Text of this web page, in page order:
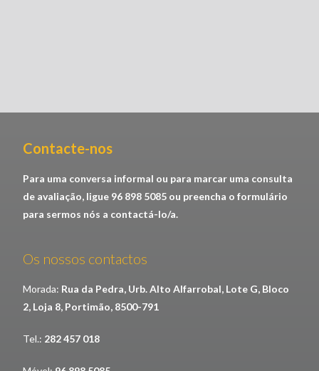
Contacte-nos​
Para uma conversa informal ou para marcar uma consulta
de avaliação, ligue 96 898 5085 ou preencha o formulário
para sermos nós a contactá-lo/a.
Os nossos contactos
Morada: Rua da Pedra, Urb. Alto Alfarrobal, Lote G, Bloco
2, Loja 8, Portimão, 8500-791
Tel.: 282 457 018